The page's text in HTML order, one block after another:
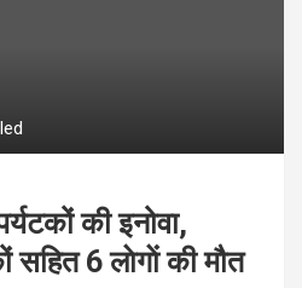
की इनोवा,
सहित 6 लाेगाें की मौत